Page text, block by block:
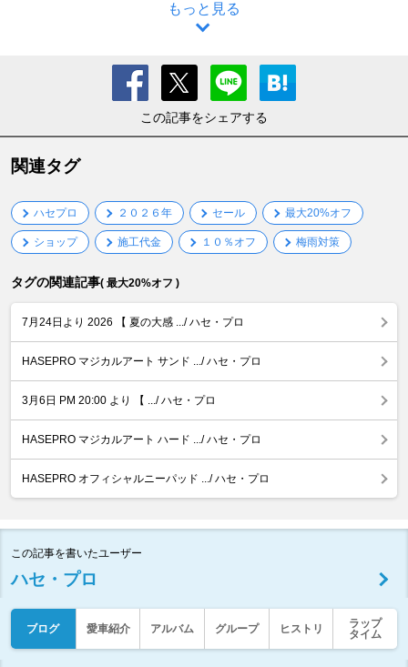
もっと見る
この記事をシェアする
関連タグ
ハセプロ ２０２６年 セール 最大20%オフ
ショップ 施工代金 １０％オフ 梅雨対策
タグの関連記事( 最大20%オフ )
7月24日より 2026 【 夏の大感 .../ ハセ・プロ
HASEPRO マジカルアート サンド .../ ハセ・プロ
3月6日 PM 20:00 より 【 .../ ハセ・プロ
HASEPRO マジカルアート ハード .../ ハセ・プロ
HASEPRO オフィシャルニーパッド .../ ハセ・プロ
この記事を書いたユーザー
ハセ・プロ
ブログ 愛車紹介 アルバム グループ ヒストリ
ラップ
タイム